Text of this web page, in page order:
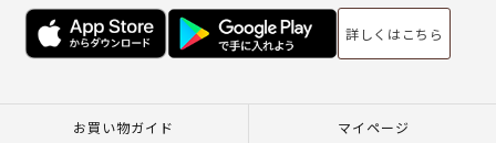
詳しくはこちら
お買い物ガイド マイページ